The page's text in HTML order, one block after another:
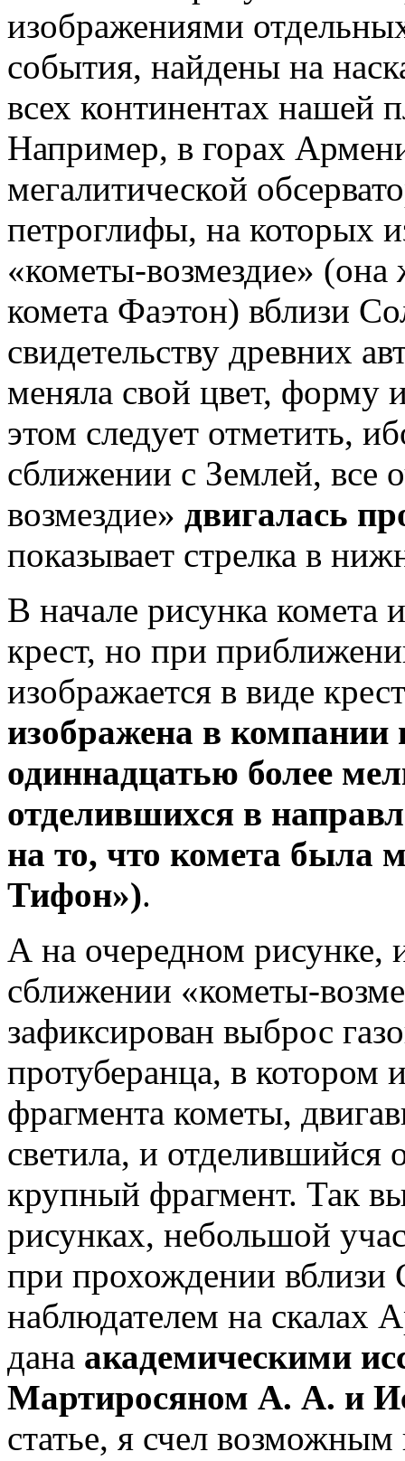
изображениями
события, найдены на
всех континентах нашей
Например, в горах
мегалитической
петроглифы, на которых
«кометы-возмездие»
комета Фаэтон) вблизи
свидетельству древних
меняла свой цвет, форму
этом следует отметить,
сближении с Землей, все
возмездие» двигалась
показывает стрелка в
В начале рисунка
крест, но при
изображается в виде
изображена в
одиннадцатью более
отделившихся в
на то, что комета была
Тифон»).
А на очередном
сближении «кометы-
зафиксирован выброс
протуберанца, в котором
фрагмента кометы,
светила, и отделившийся
крупный фрагмент. Так
рисунках, небольшой
при прохождении вблизи
наблюдателем на скалах
дана академическими
Мартиросяном А. А. и
статье, я счел